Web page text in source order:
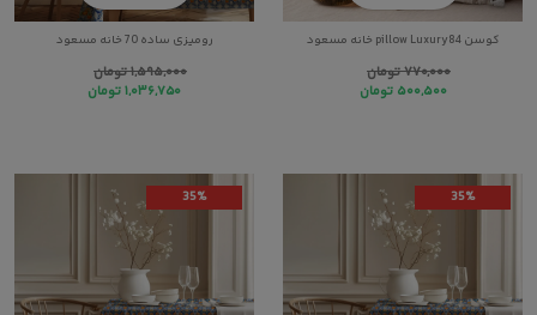
کوسن pillow Luxury84 خانه مسعود
۷۷۰,۰۰۰تومان
۵۰۰,۵۰۰ تومان
رومیزی ساده 70 خانه مسعود
۱,۵۹۵,۰۰۰تومان
۱,۰۳۶,۷۵۰تومان
35%
35%